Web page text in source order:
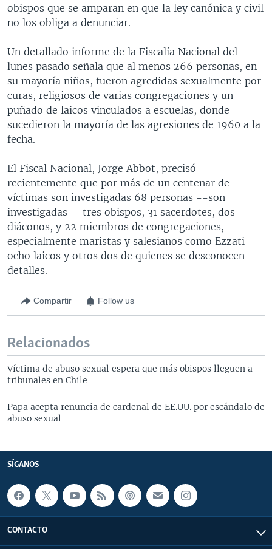
obispos que se amparan en que la ley canónica y civil
no los obliga a denunciar.
Un detallado informe de la Fiscalía Nacional del
lunes pasado señala que al menos 266 personas, en
su mayoría niños, fueron agredidas sexualmente por
curas, religiosos de varias congregaciones y un
puñado de laicos vinculados a escuelas, donde
sucedieron la mayoría de las agresiones de 1960 a la
fecha.
El Fiscal Nacional, Jorge Abbot, precisó
recientemente que por más de un centenar de
víctimas son investigadas 68 personas --son
investigadas --tres obispos, 31 sacerdotes, dos
diáconos, y 22 miembros de congregaciones,
especialmente maristas y salesianos como Ezzati--
ocho laicos y otros dos de quienes se desconocen
detalles.
Compartir Follow us
Relacionados
Víctima de abuso sexual espera que más obispos lleguen a
tribunales en Chile
Papa acepta renuncia de cardenal de EE.UU. por escándalo de
abuso sexual
SÍGANOS
CONTACTO